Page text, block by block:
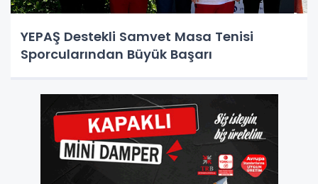
YEPAŞ Destekli Samvet Masa Tenisi
Sporcularından Büyük Başarı